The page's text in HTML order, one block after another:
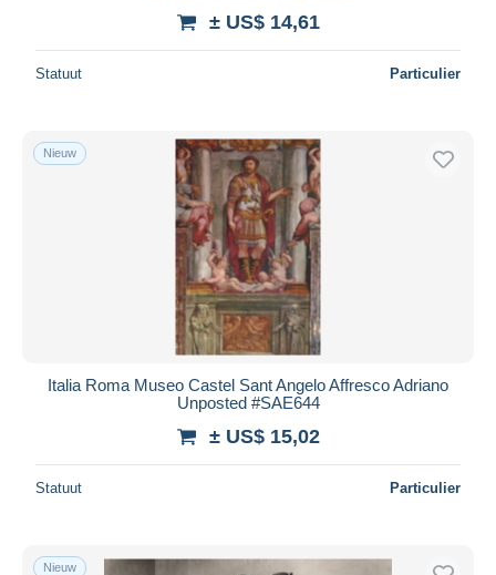
± US$ 14,61
Statuut Particulier
Nieuw
Italia Roma Museo Castel Sant Angelo Affresco Adriano
Unposted #SAE644
± US$ 15,02
Statuut Particulier
Nieuw